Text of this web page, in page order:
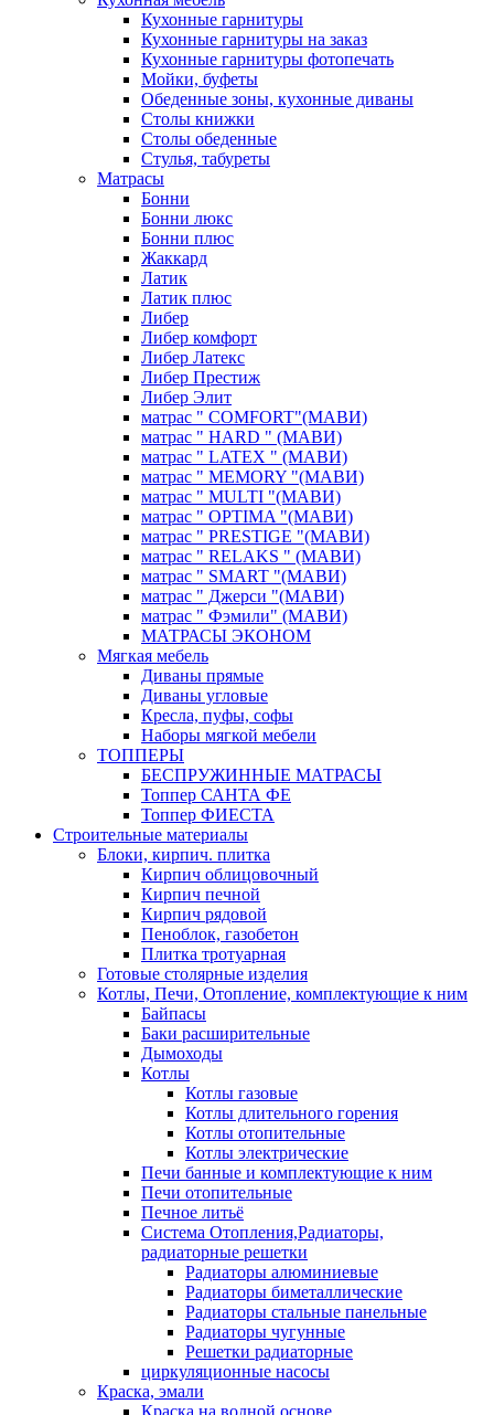
Кухонные гарнитуры
Кухонные гарнитуры на заказ
Кухонные гарнитуры фотопечать
Мойки, буфеты
Обеденные зоны, кухонные диваны
Столы книжки
Столы обеденные
Стулья, табуреты
Матрасы
Бонни
Бонни люкс
Бонни плюс
Жаккард
Латик
Латик плюс
Либер
Либер комфорт
Либер Латекс
Либер Престиж
Либер Элит
матрас " COMFORT"(МАВИ)
матрас " HARD " (МАВИ)
матрас " LATEX " (МАВИ)
матрас " MEMORY "(МАВИ)
матрас " MULTI "(МАВИ)
матрас " OPTIMA "(МАВИ)
матрас " PRESTIGE "(МАВИ)
матрас " RELAKS " (МАВИ)
матрас " SMART "(МАВИ)
матрас " Джерси "(МАВИ)
матрас " Фэмили" (МАВИ)
МАТРАСЫ ЭКОНОМ
Мягкая мебель
Диваны прямые
Диваны угловые
Кресла, пуфы, софы
Наборы мягкой мебели
ТОППЕРЫ
БЕСПРУЖИННЫЕ МАТРАСЫ
Топпер САНТА ФЕ
Топпер ФИЕСТА
Строительные материалы
Блоки, кирпич. плитка
Кирпич облицовочный
Кирпич печной
Кирпич рядовой
Пеноблок, газобетон
Плитка тротуарная
Готовые столярные изделия
Котлы, Печи, Отопление, комплектующие к ним
Байпасы
Баки расширительные
Дымоходы
Котлы
Котлы газовые
Котлы длительного горения
Котлы отопительные
Котлы электрические
Печи банные и комплектующие к ним
Печи отопительные
Печное литьё
Система Отопления,Радиаторы,
радиаторные решетки
Радиаторы алюминиевые
Радиаторы биметаллические
Радиаторы стальные панельные
Радиаторы чугунные
Решетки радиаторные
циркуляционные насосы
Краска, эмали